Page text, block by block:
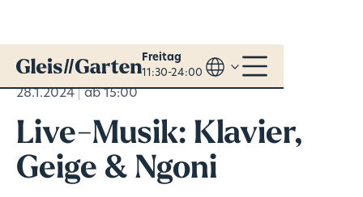
Freitag
11:30-24:00
28.1.2024 ab 15:00
Live-Musik: Klavier,
Geige & Ngoni